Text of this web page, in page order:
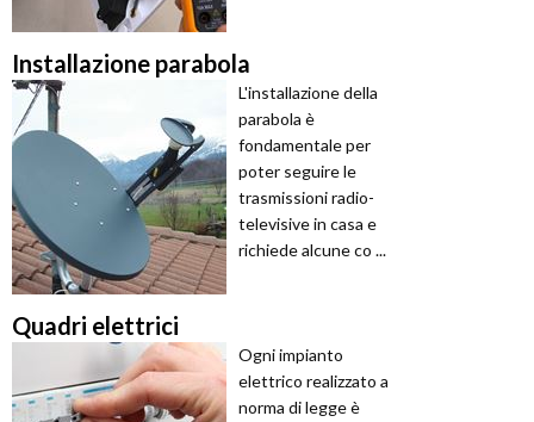
Installazione parabola
L'installazione della
parabola è
fondamentale per
poter seguire le
trasmissioni radio-
televisive in casa e
richiede alcune co ...
Quadri elettrici
Ogni impianto
elettrico realizzato a
norma di legge è